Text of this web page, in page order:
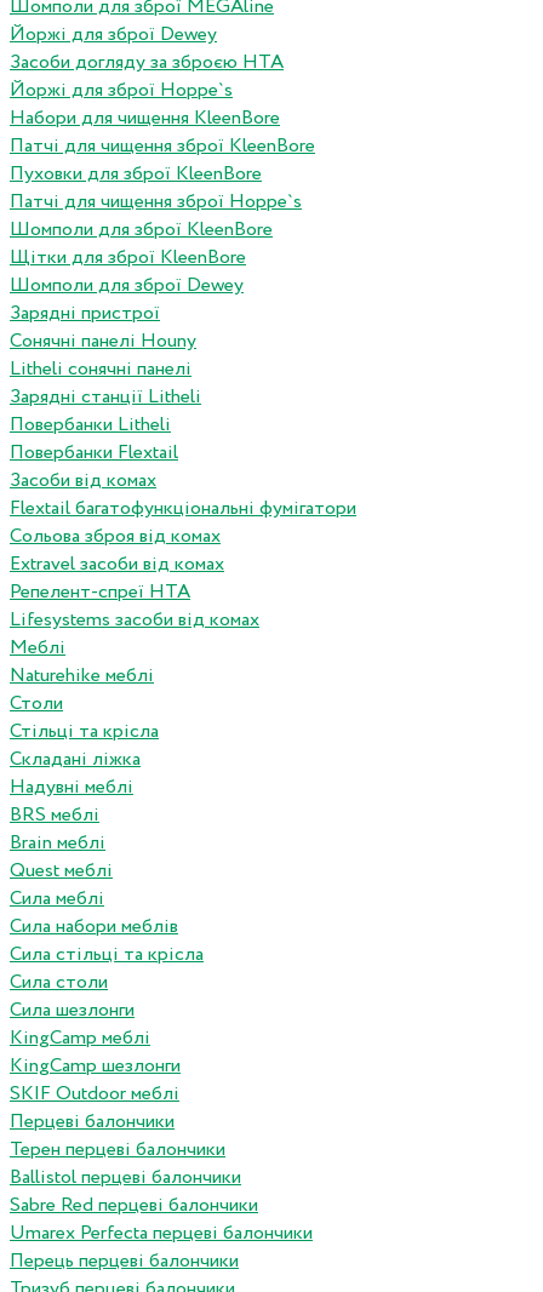
Шомполи для зброї MEGAline
Йоржі для зброї Dewey
Засоби догляду за зброєю HTA
Йоржі для зброї Hoppe`s
Набори для чищення KleenBore
Патчі для чищення зброї KleenBore
Пуховки для зброї KleenBore
Патчі для чищення зброї Hoppe`s
Шомполи для зброї KleenBore
Щітки для зброї KleenBore
Шомполи для зброї Dewey
Зарядні пристрої
Сонячні панелі Houny
Litheli сонячні панелі
Зарядні станції Litheli
Повербанки Litheli
Повербанки Flextail
Засоби від комах
Flextail багатофункціональні фумігатори
Сольова зброя від комах
Extravel засоби від комах
Репелент-спреї HTA
Lifesystems засоби від комах
Меблі
Naturehike меблі
Столи
Стільці та крісла
Складані ліжка
Надувні меблі
BRS меблі
Brain меблі
Quest меблі
Сила меблі
Сила набори меблів
Сила стільці та крісла
Сила столи
Сила шезлонги
KingCamp меблі
KingCamp шезлонги
SKIF Outdoor меблі
Перцеві балончики
Терен перцеві балончики
Ballistol перцеві балончики
Sabre Red перцеві балончики
Umarex Perfecta перцеві балончики
Перець перцеві балончики